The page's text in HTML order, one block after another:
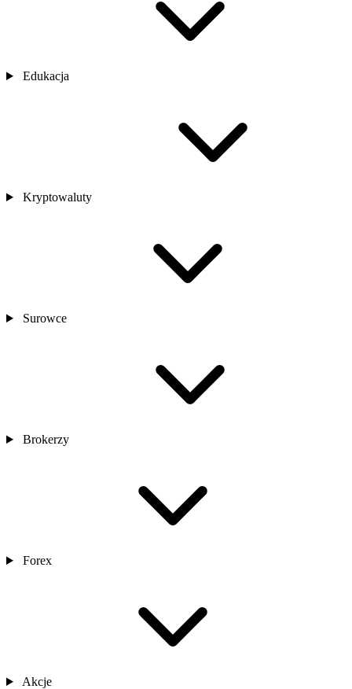
Edukacja
Kryptowaluty
Surowce
Brokerzy
Forex
Akcje